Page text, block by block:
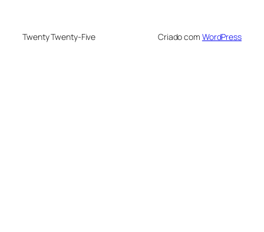
Twenty Twenty-Five Criado com WordPress